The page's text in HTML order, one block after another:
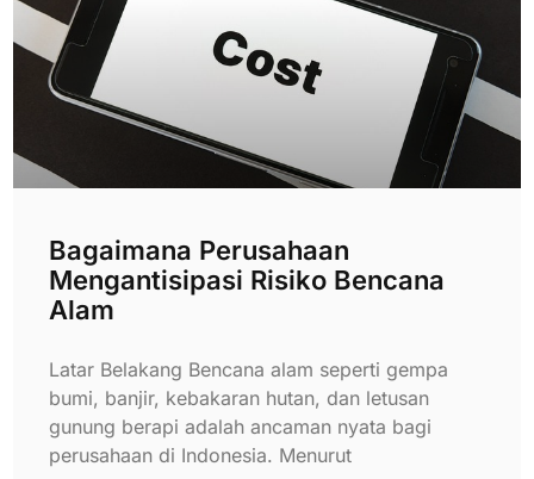
Bagaimana Perusahaan
Mengantisipasi Risiko Bencana
Alam
Latar Belakang Bencana alam seperti gempa
bumi, banjir, kebakaran hutan, dan letusan
gunung berapi adalah ancaman nyata bagi
perusahaan di Indonesia. Menurut